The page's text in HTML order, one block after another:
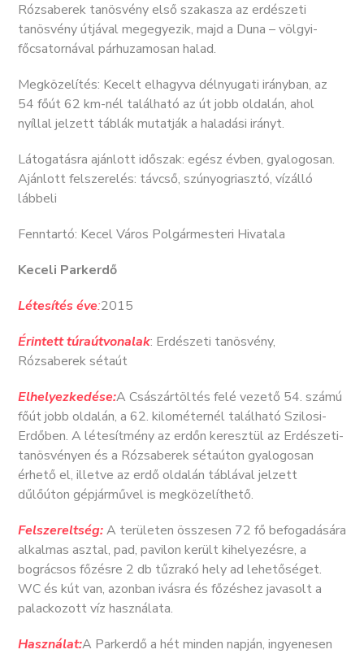
Rózsaberek tanösvény első szakasza az erdészeti
tanösvény útjával megegyezik, majd a Duna – völgyi-
főcsatornával párhuzamosan halad.
Megközelítés: Kecelt elhagyva délnyugati irányban, az
54 főút 62 km-nél található az út jobb oldalán, ahol
nyíllal jelzett táblák mutatják a haladási irányt.
Látogatásra ajánlott időszak: egész évben, gyalogosan.
Ajánlott felszerelés: távcső, szúnyogriasztó, vízálló
lábbeli
Fenntartó: Kecel Város Polgármesteri Hivatala
Keceli Parkerdő
Létesítés éve:2015
Érintett túraútvonalak: Erdészeti tanösvény,
Rózsaberek sétaút
Elhelyezkedése:A Császártöltés felé vezető 54. számú
főút jobb oldalán, a 62. kilométernél található Szilosi-
Erdőben. A létesítmény az erdőn keresztül az Erdészeti-
tanösvényen és a Rózsaberek sétaúton gyalogosan
érhető el, illetve az erdő oldalán táblával jelzett
dűlőúton gépjárművel is megközelíthető.
Felszereltség:A területen összesen 72 fő befogadására
alkalmas asztal, pad, pavilon került kihelyezésre, a
bográcsos főzésre 2 db tűzrakó hely ad lehetőséget.
WC és kút van, azonban ivásra és főzéshez javasolt a
palackozott víz használata.
Használat:A Parkerdő a hét minden napján, ingyenesen